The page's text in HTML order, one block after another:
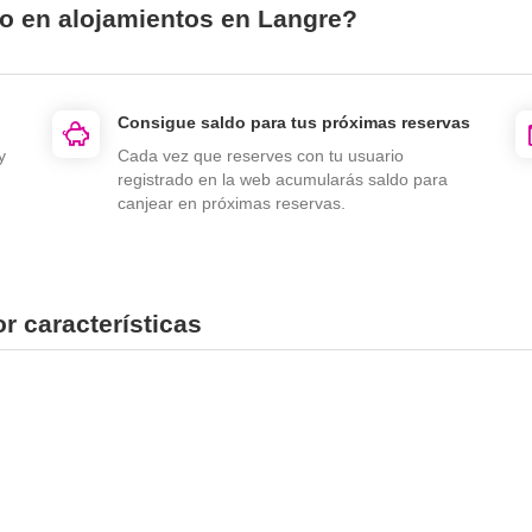
en alojamientos en Langre?
Consigue saldo para tus próximas reservas
Cada vez que reserves con tu usuario
registrado en la web acumularás saldo para
canjear en próximas reservas.
características